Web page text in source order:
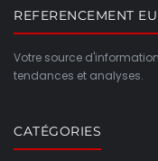
REFERENCEMENT
Votre source
tendances et analyses.
CATÉGORIES